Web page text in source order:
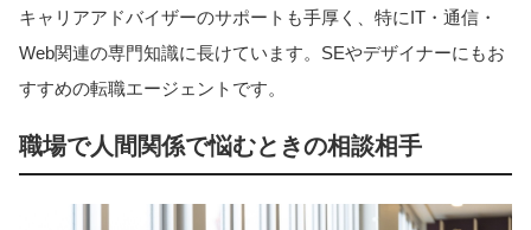
キャリアアドバイザーのサポートも手厚く、特にIT・通信・
Web関連の専門知識に長けています。SEやデザイナーにもお
すすめの転職エージェントです。
職場で人間関係で悩むときの相談相手